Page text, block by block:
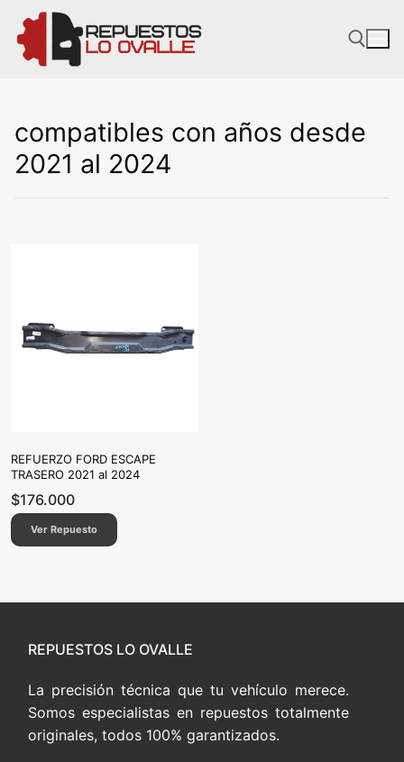
contenido
compatibles con años desde
2021 al 2024
REFUERZO FORD ESCAPE
TRASERO 2021 al 2024
$176.000
Ver Repuesto
REPUESTOS LO OVALLE
La precisión técnica que tu vehículo merece.
Somos especialistas en repuestos totalmente
originales, todos 100% garantizados.